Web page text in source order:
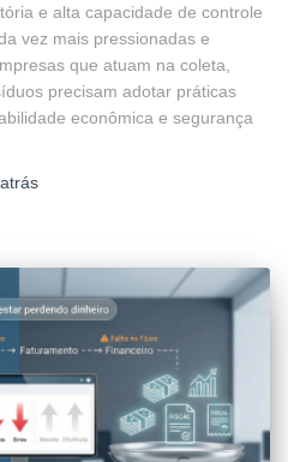
e alta capacidade de controle
vez mais pressionadas e
que atuam na coleta,
precisam adotar práticas
econômica e segurança
atrás